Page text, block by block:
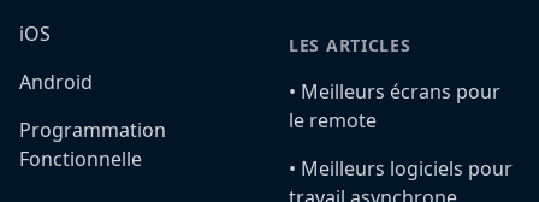
iOS
Android
Programmation
Fonctionnelle
LES ARTICLES
•️ Meilleurs écrans pour
le remote
•️ Meilleurs logiciels pour